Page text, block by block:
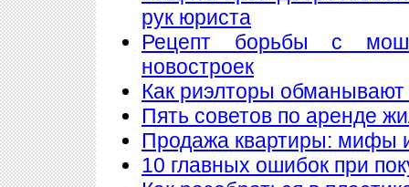
рук юриста
Рецепт борьбы с
новостроек
Как риэлторы обманывают
Пять советов по аренде
Продажа квартиры: мифы
10 главных ошибок при